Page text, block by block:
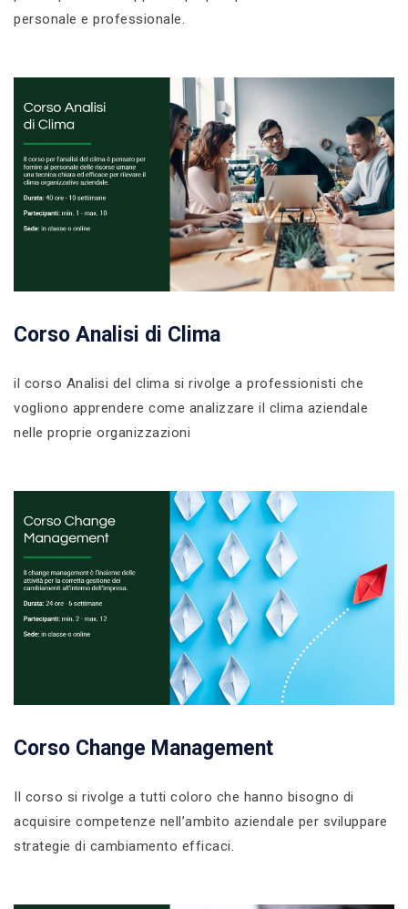
personale e professionale.
Corso Analisi di Clima
il corso Analisi del clima si rivolge a professionisti che
vogliono apprendere come analizzare il clima aziendale
nelle proprie organizzazioni
Corso Change Management
Il corso si rivolge a tutti coloro che hanno bisogno di
acquisire competenze nell’ambito aziendale per sviluppare
strategie di cambiamento efficaci.